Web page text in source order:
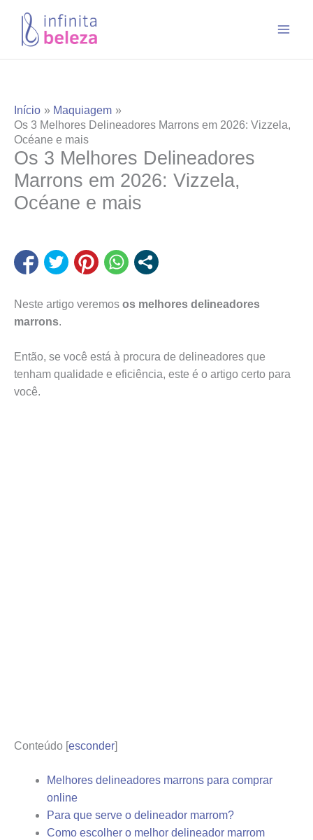
conteúdo
Início
Maquiagem
Os 3 Melhores Delineadores Marrons em 2026: Vizzela,
Océane e mais
Os 3 Melhores Delineadores
Marrons em 2026: Vizzela,
Océane e mais
Neste artigo veremos os melhores delineadores
marrons.
Então, se você está à procura de delineadores que
tenham qualidade e eficiência, este é o artigo certo para
você.
Conteúdo [esconder]
Melhores delineadores marrons para comprar
online
Para que serve o delineador marrom?
Como escolher o melhor delineador marrom